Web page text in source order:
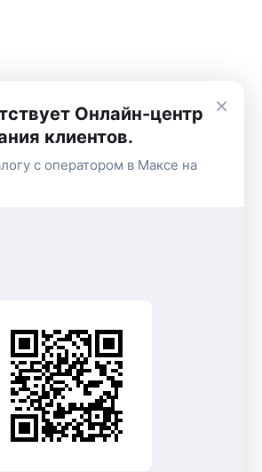
×
Онлайн-центр
клиентов.
с оператором в Максе на